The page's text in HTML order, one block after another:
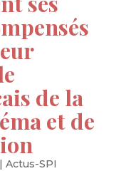
de la
et de
Actus-SPI